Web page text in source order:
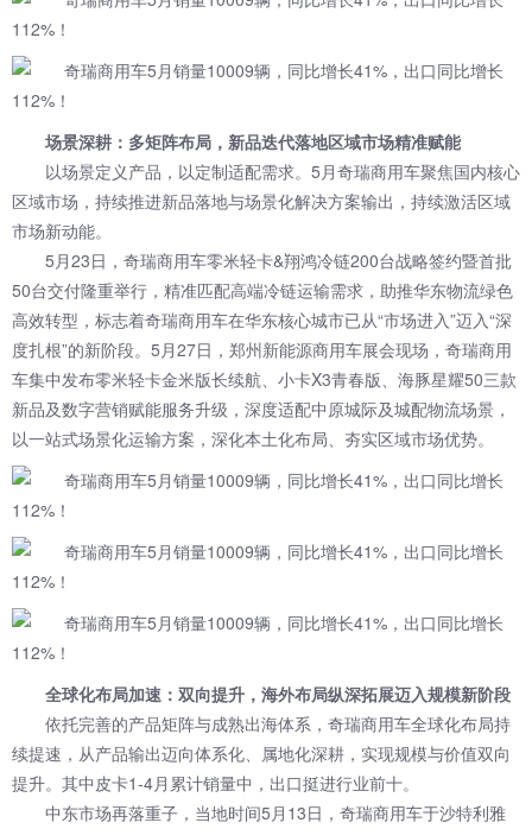
场景深耕：多矩阵布局，新品迭代落地区域市场精准赋能
以场景定义产品，以定制适配需求。5月奇瑞商用车聚焦国内核心
区域市场，持续推进新品落地与场景化解决方案输出，持续激活区域
市场新动能。
5月23日，奇瑞商用车零米轻卡&翔鸿冷链200台战略签约暨首批
50台交付隆重举行，精准匹配高端冷链运输需求，助推华东物流绿色
高效转型，标志着奇瑞商用车在华东核心城市已从“市场进入”迈入“深
度扎根”的新阶段。5月27日，郑州新能源商用车展会现场，奇瑞商用
车集中发布零米轻卡金米版长续航、小卡X3青春版、海豚星耀50三款
新品及数字营销赋能服务升级，深度适配中原城际及城配物流场景，
以一站式场景化运输方案，深化本土化布局、夯实区域市场优势。
全球化布局加速：双向提升，海外布局纵深拓展迈入规模新阶段
依托完善的产品矩阵与成熟出海体系，奇瑞商用车全球化布局持
续提速，从产品输出迈向体系化、属地化深耕，实现规模与价值双向
提升。其中皮卡1-4月累计销量中，出口挺进行业前十。
中东市场再落重子，当地时间5月13日，奇瑞商用车于沙特利雅